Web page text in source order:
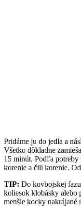
Pridáme ju do jedla a
Všetko dôkladne
15 minút. Podľa potreby
korenie a čili korenie.
TIP: Do kovbojskej
koliesok klobásky alebo
menšie kocky nakrájané